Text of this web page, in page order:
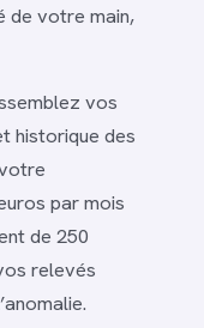
de votre main,
vos
historique des
par mois
de 250
relevés